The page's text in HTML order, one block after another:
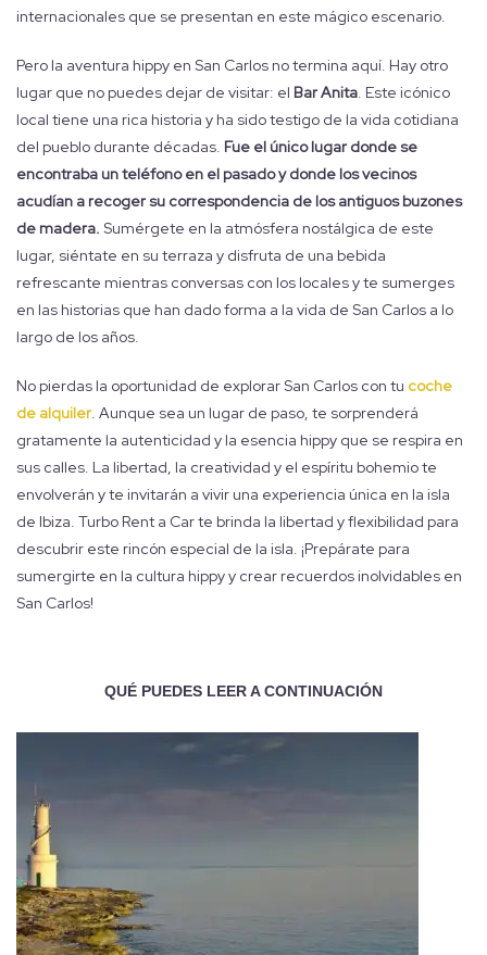
internacionales que se presentan en este mágico escenario.
Pero la aventura hippy en San Carlos no termina aquí. Hay otro
lugar que no puedes dejar de visitar: el Bar Anita. Este icónico
local tiene una rica historia y ha sido testigo de la vida cotidiana
del pueblo durante décadas. Fue el único lugar donde se
encontraba un teléfono en el pasado y donde los vecinos
acudían a recoger su correspondencia de los antiguos buzones
de madera. Sumérgete en la atmósfera nostálgica de este
lugar, siéntate en su terraza y disfruta de una bebida
refrescante mientras conversas con los locales y te sumerges
en las historias que han dado forma a la vida de San Carlos a lo
largo de los años.
No pierdas la oportunidad de explorar San Carlos con tu coche
de alquiler. Aunque sea un lugar de paso, te sorprenderá
gratamente la autenticidad y la esencia hippy que se respira en
sus calles. La libertad, la creatividad y el espíritu bohemio te
envolverán y te invitarán a vivir una experiencia única en la isla
de Ibiza. Turbo Rent a Car te brinda la libertad y flexibilidad para
descubrir este rincón especial de la isla. ¡Prepárate para
sumergirte en la cultura hippy y crear recuerdos inolvidables en
San Carlos!
QUÉ PUEDES LEER A CONTINUACIÓN